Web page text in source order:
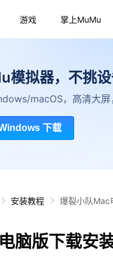
游戏 掌上MuMu
模拟器，不挑设
macOS，高清大屏
下载
安装教程 爆裂小队Mac
脑版下载安